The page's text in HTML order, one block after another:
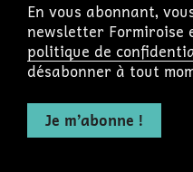
En vous abonnant,
newsletter Formiroise
politique de
désabonner à tout